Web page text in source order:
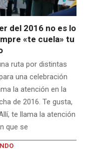
del 2016 no es lo
«te cuela» tu
ruta por distintas
una celebración
la atención en la
de 2016. Te gusta,
te llama la atención
que se